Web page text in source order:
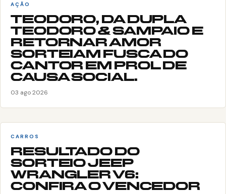
AÇÃO
TEODORO, DA DUPLA
TEODORO & SAMPAIO E
RETORNAR AMOR
SORTEIAM FUSCA DO
CANTOR EM PROL DE
CAUSA SOCIAL.
03 ago 2026
CARROS
RESULTADO DO
SORTEIO JEEP
WRANGLER V6:
CONFIRA O VENCEDOR